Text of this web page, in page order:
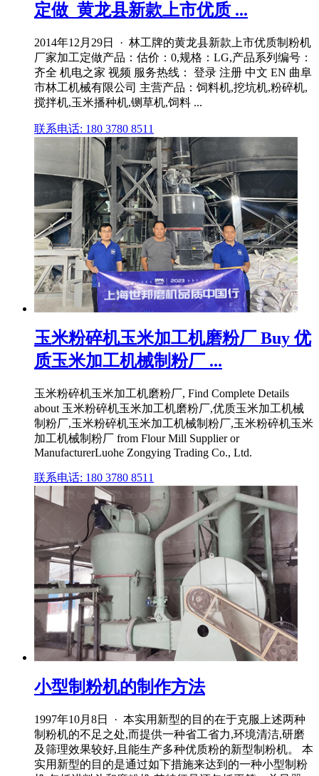
定做_黄龙县新款上市优质 ...
2014年12月29日 · 林工牌的黄龙县新款上市优质制粉机
厂家加工定做产品：估价：0,规格：LG,产品系列编号：
齐全 机电之家 视频 服务热线： 登录 注册 中文 EN 曲阜
市林工机械有限公司 主营产品：饲料机,挖坑机,粉碎机,
搅拌机,玉米播种机,铡草机,饲料 ...
联系电话: 180 3780 8511
玉米粉碎机玉米加工机磨粉厂 Buy 优
质玉米加工机械制粉厂 ...
玉米粉碎机玉米加工机磨粉厂, Find Complete Details
about 玉米粉碎机玉米加工机磨粉厂,优质玉米加工机械
制粉厂,玉米粉碎机玉米加工机械制粉厂,玉米粉碎机玉米
加工机械制粉厂 from Flour Mill Supplier or
ManufacturerLuohe Zongying Trading Co., Ltd.
联系电话: 180 3780 8511
小型制粉机的制作方法
1997年10月8日 · 本实用新型的目的在于克服上述两种
制粉机的不足之处,而提供一种省工省力,环境清洁,研磨
及筛理效果较好,且能生产多种优质粉的新型制粉机。 本
实用新型的目的是通过如下措施来达到的一种小型制粉